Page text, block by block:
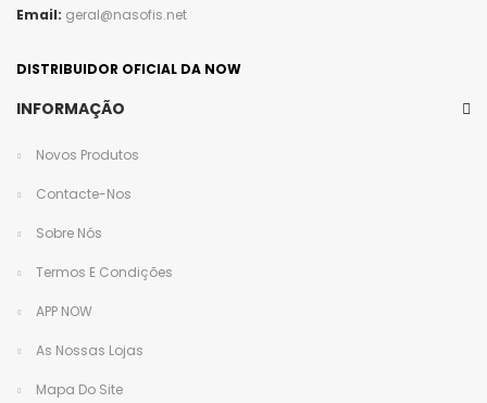
Email: geral@nasofis.net
DISTRIBUIDOR OFICIAL DA NOW
INFORMAÇÃO
Novos Produtos
Contacte-Nos
Sobre Nós
Termos E Condições
APP NOW
As Nossas Lojas
Mapa Do Site